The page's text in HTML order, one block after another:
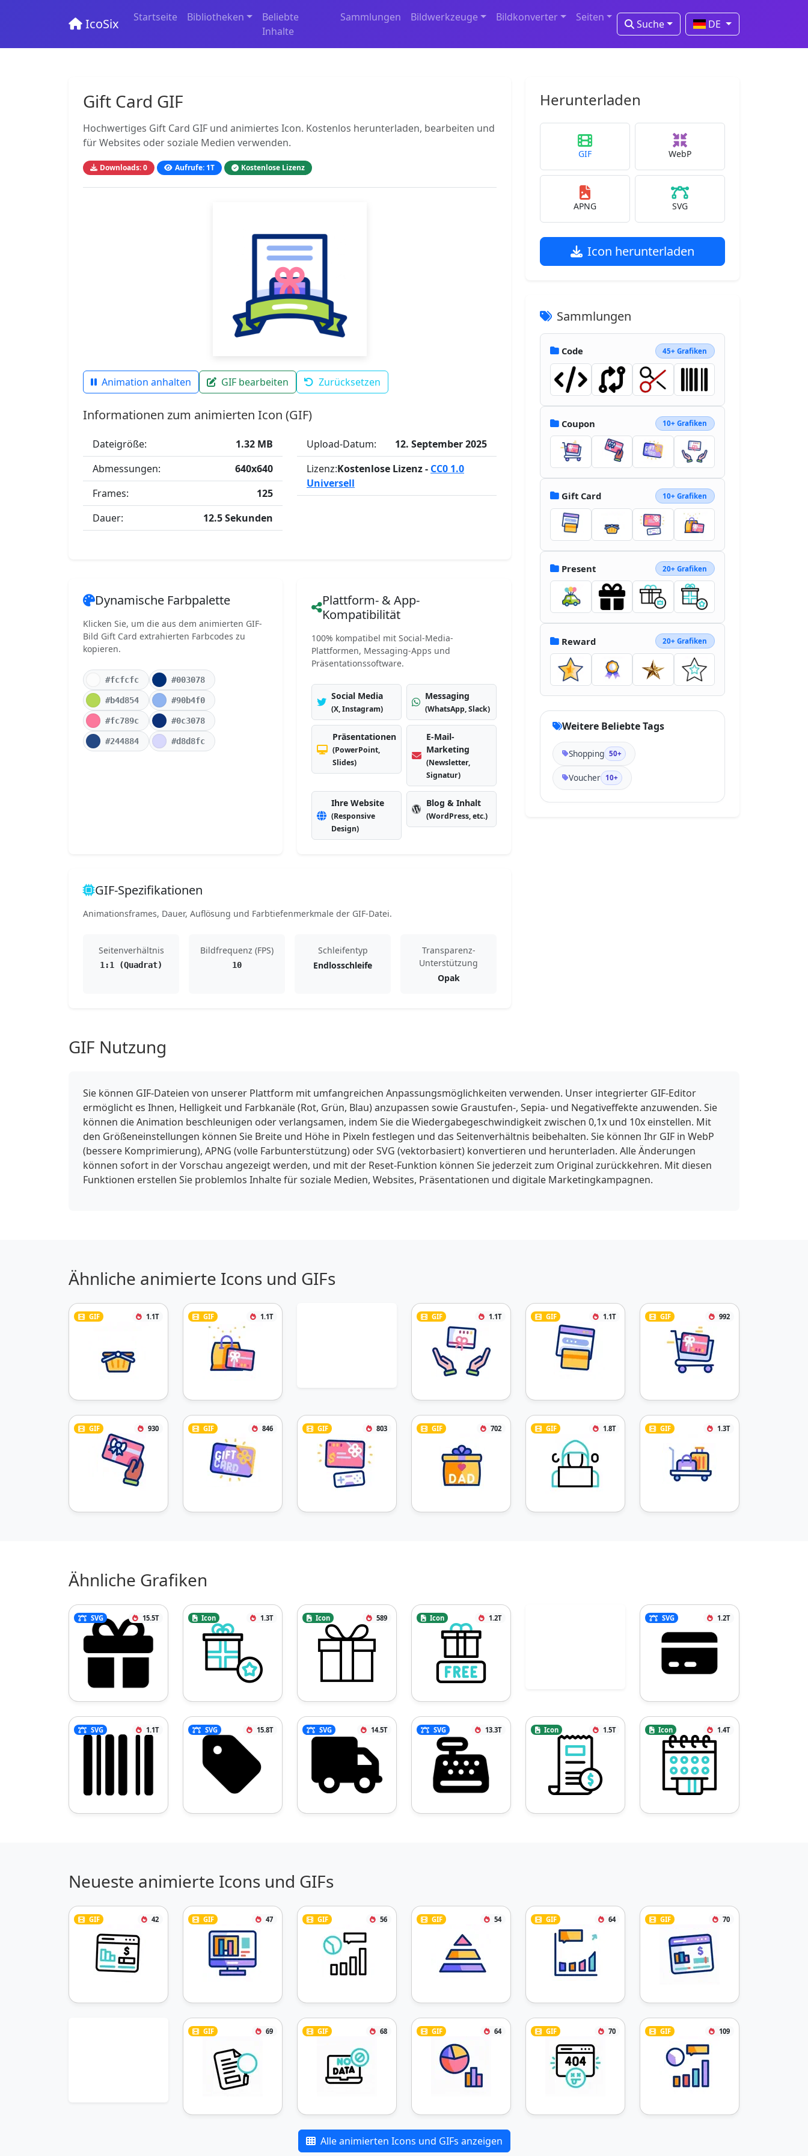
IcoSix Startseite Bibliotheken
Beliebte
Inhalte
Sammlungen Bildwerkzeuge Bildkonverter Seiten
Suche DE
Gift Card GIF
Hochwertiges Gift Card GIF und animiertes Icon. Kostenlos herunterladen, bearbeiten und
für Websites oder soziale Medien verwenden.
Downloads: 0 Aufrufe: 1T Kostenlose Lizenz
Animation anhalten GIF bearbeiten Zurücksetzen
Informationen zum animierten Icon (GIF)
Dateigröße:
1.32 MB
Abmessungen:
640x640
Frames:
125
Dauer:
12.5 Sekunden
Upload-Datum:
12. September 2025
Lizenz:Kostenlose Lizenz - CC0 1.0
Universell
Dynamische Farbpalette
Klicken Sie, um die aus dem animierten GIF-
Bild Gift Card extrahierten Farbcodes zu
kopieren.
#fcfcfc #003078
#b4d854 #90b4f0
#fc789c #0c3078
#244884 #d8d8fc
Plattform- & App-
Kompatibilität
100% kompatibel mit Social-Media-
Plattformen, Messaging-Apps und
Präsentationssoftware.
Social Media
(X, Instagram)
Messaging
(WhatsApp, Slack)
Präsentationen
(PowerPoint,
Slides)
E-Mail-
Marketing
(Newsletter,
Signatur)
Ihre Website
(Responsive
Design)
Blog & Inhalt
(WordPress, etc.)
GIF-Spezifikationen
Animationsframes, Dauer, Auflösung und Farbtiefenmerkmale der GIF-Datei.
Seitenverhältnis
1:1 (Quadrat)
Bildfrequenz (FPS)
10
Schleifentyp
Endlosschleife
Transparenz-
Unterstützung
Opak
Herunterladen
GIF WebP
APNG SVG
Icon herunterladen
Sammlungen
Code 45+ Grafiken
Coupon 10+ Grafiken
Gift Card 10+ Grafiken
Present 20+ Grafiken
Reward 20+ Grafiken
Weitere Beliebte Tags
Shopping 50+
Voucher 10+
GIF Nutzung
Sie können GIF-Dateien von unserer Plattform mit umfangreichen Anpassungsmöglichkeiten verwenden. Unser integrierter GIF-Editor
ermöglicht es Ihnen, Helligkeit und Farbkanäle (Rot, Grün, Blau) anzupassen sowie Graustufen-, Sepia- und Negativeffekte anzuwenden. Sie
können die Animation beschleunigen oder verlangsamen, indem Sie die Wiedergabegeschwindigkeit zwischen 0,1x und 10x einstellen. Mit
den Größeneinstellungen können Sie Breite und Höhe in Pixeln festlegen und das Seitenverhältnis beibehalten. Sie können Ihr GIF in WebP
(bessere Komprimierung), APNG (volle Farbunterstützung) oder SVG (vektorbasiert) konvertieren und herunterladen. Alle Änderungen
können sofort in der Vorschau angezeigt werden, und mit der Reset-Funktion können Sie jederzeit zum Original zurückkehren. Mit diesen
Funktionen erstellen Sie problemlos Inhalte für soziale Medien, Websites, Präsentationen und digitale Marketingkampagnen.
Ähnliche animierte Icons und GIFs
GIF 1.1T GIF 1.1T GIF 1.1T GIF 1.1T GIF 992
GIF 930 GIF 846 GIF 803 GIF 702 GIF 1.8T GIF 1.3T
Ähnliche Grafiken
SVG 15.5T Icon 1.3T Icon 589 Icon 1.2T SVG 1.2T
SVG 1.1T SVG 15.8T SVG 14.5T SVG 13.3T Icon 1.5T Icon 1.4T
Neueste animierte Icons und GIFs
GIF 42 GIF 47 GIF 56 GIF 54 GIF 64 GIF 70
GIF 69 GIF 68 GIF 64 GIF 70 GIF 109
Alle animierten Icons und GIFs anzeigen